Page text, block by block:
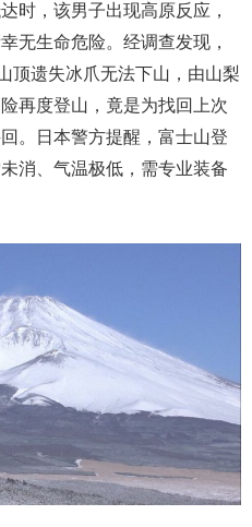
时，该男子出现高原反应，
无生命危险。经调查发现，
顶遗失冰爪无法下山，由山梨
再度登山，竟是为找回上次
。日本警方提醒，富士山登
消、气温极低，需专业装备